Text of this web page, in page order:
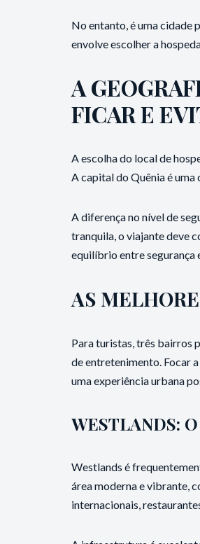
No entanto, é uma cidade
envolve escolher a
A
FICAR E
A escolha do local de
A capital do Quênia é
A diferença no nível de
tranquila, o viajante deve
equilíbrio entre segurança
AS
Para turistas, três bairros
de entretenimento. Focar
uma experiência urbana
WESTLANDS:
Westlands é
área moderna e vibrante,
internacionais,